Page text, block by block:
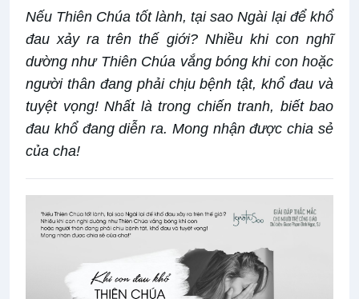
Nếu Thiên Chúa tốt lành, tại sao Ngài lại để khổ
đau xảy ra trên thế giới? Nhiều khi con nghĩ
dường như Thiên Chúa vắng bóng khi con hoặc
người thân đang phải chịu bệnh tật, khổ đau và
tuyệt vọng! Nhất là trong chiến tranh, biết bao
đau khổ đang diễn ra. Mong nhận được chia sẻ
của cha!